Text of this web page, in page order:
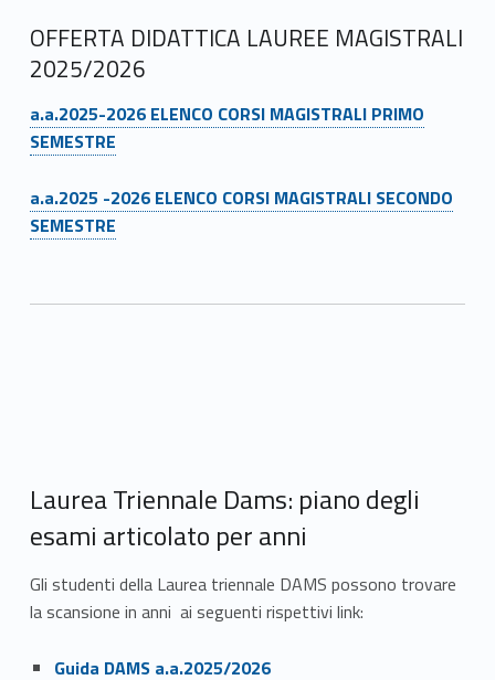
OFFERTA DIDATTICA LAUREE MAGISTRALI
2025/2026
a.a.2025-2026 ELENCO CORSI MAGISTRALI PRIMO
SEMESTRE
a.a.2025 -2026 ELENCO CORSI MAGISTRALI SECONDO
SEMESTRE
Laurea Triennale Dams: piano degli
esami articolato per anni
Gli studenti della Laurea triennale DAMS possono trovare
la scansione in anni ai seguenti rispettivi link:
Link identifier #identifier__34573-16
Guida DAMS a.a.2025/2026